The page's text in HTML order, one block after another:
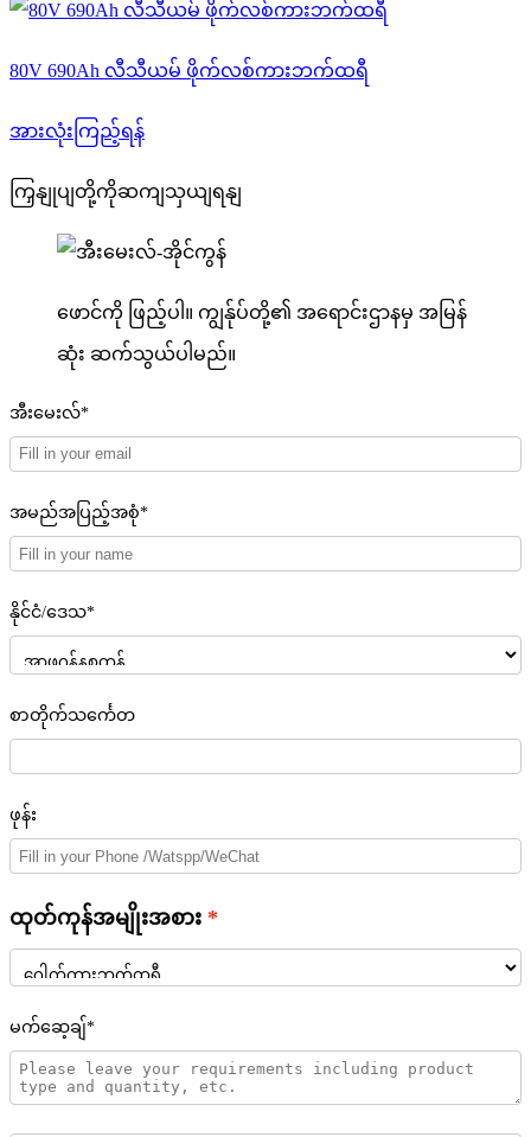
80V 690Ah လီသီယမ် ဖိုက်လစ်ကားဘက်ထရီ
အားလုံးကြည့်ရန်
ကြှနျုပျတို့ကိုဆကျသှယျရနျ
ဖောင်ကို ဖြည့်ပါ။ ကျွန်ုပ်တို့၏ အရောင်းဌာနမှ အမြန်
ဆုံး ဆက်သွယ်ပါမည်။
အီးမေးလ်*
အမည်အပြည့်အစုံ*
နိုင်ငံ/ဒေသ*
စာတိုက်သင်္ကေတ
ဖုန်း
ထုတ်ကုန်အမျိုးအစား
မက်ဆေ့ချ်*